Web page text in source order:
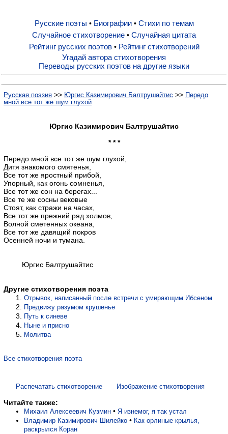
Русские поэты
Биографии
Стихи по темам
Рейтинг русских поэтов
Рейтинг стихотворений
Русские поэты • Биографии• Стихи по темам
Случайное стихотворение • Случайная цитата
Рейтинг русских поэтов• Рейтинг стихотворений
Угадай автора стихотворения
Переводы русских поэтов на другие языки
Русская поэзия >> Юргис Казимирович Балтрушайтис >> Передо
мной все тот же шум глухой
Юргис Казимирович Балтрушайтис
* * *
Передо мной все тот же шум глухой,
Дитя знакомого смятенья,
Все тот же яростный прибой,
Упорный, как огонь сомненья,
Все тот же сон на берегах...
Все те же сосны вековые
Стоят, как стражи на часах,
Все тот же прежний ряд холмов,
Волной сметенных океана,
Все тот же давящий покров
Осенней ночи и тумана.
Юргис Балтрушайтис
Другие стихотворения поэта
Отрывок, написанный после встречи с умирающим Ибсеном
Предвижу разумом крушенье
Путь к синеве
Ныне и присно
Молитва
Все стихотворения поэта
Распечатать стихотворение Изображение стихотворения
Читайте также:
Михаил Алексеевич Кузмин • Я изнемог, я так устал
Владимир Казимирович Шилейко • Как орлиные крылья,
раскрылся Коран